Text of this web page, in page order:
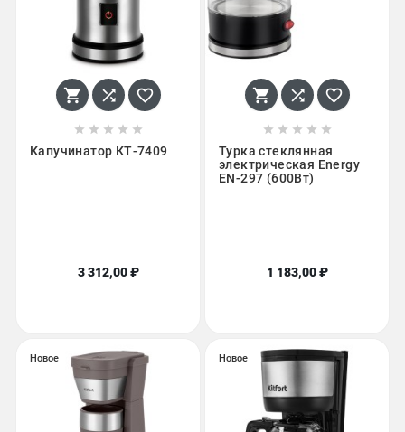
  
    
Капучинатор КТ-7409
3 312,00 ₽
  
    
Турка стеклянная
электрическая Energy
EN-297 (600Вт)
1 183,00 ₽
Новое Новое